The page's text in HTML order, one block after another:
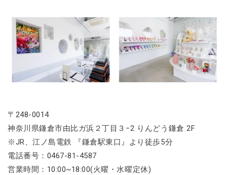
〒248-0014
神奈川県鎌倉市由比ガ浜２丁目３−2 りんどう鎌倉 2F
※JR、江ノ島電鉄 『鎌倉駅東口』より徒歩5分
電話番号：0467-81-4587
営業時間：10:00~18:00(火曜・水曜定休)